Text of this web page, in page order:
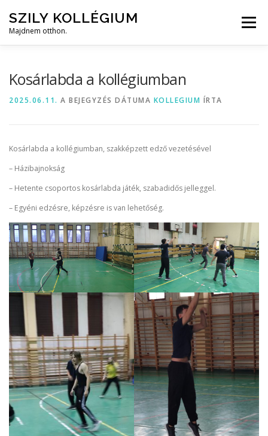
tartalomhoz
SZILY KOLLÉGIUM
Majdnem otthon.
Menü
Kosárlabda a kollégiumban
2025.06.11. A BEJEGYZÉS DÁTUMA KOLLEGIUM ÍRTA
Kosárlabda a kollégiumban, szakképzett edző vezetésével
– Házibajnokság
– Hetente csoportos kosárlabda játék, szabadidős jelleggel.
– Egyéni edzésre, képzésre is van lehetőség.